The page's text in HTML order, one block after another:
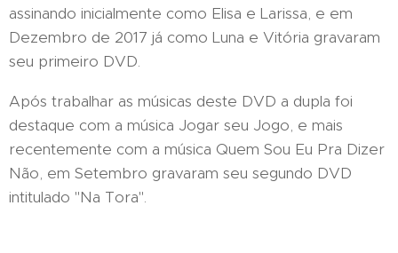
assinando inicialmente como Elisa e Larissa, e em
Dezembro de 2017 já como Luna e Vitória gravaram
seu primeiro DVD.
Após trabalhar as músicas deste DVD a dupla foi
destaque com a música Jogar seu Jogo, e mais
recentemente com a música Quem Sou Eu Pra Dizer
Não, em Setembro gravaram seu segundo DVD
intitulado "Na Tora".